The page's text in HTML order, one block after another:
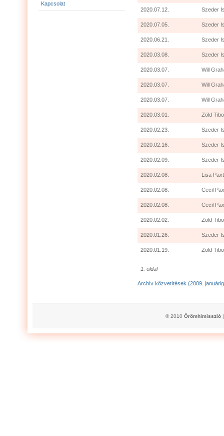
Kapcsolat
2020.07.12. Szeder
2020.07.05. Szeder
2020.06.21. Szeder
2020.03.08. Szeder
2020.03.07. Will
2020.03.07. Will
2020.03.07. Will
2020.03.01. Zöld
2020.02.23. Szeder
2020.02.16. Szeder
2020.02.09. Szeder
2020.02.08. Lisa
2020.02.08. Cecil
2020.02.08. Cecil
2020.02.02. Zöld
2020.01.26. Szeder
2020.01.19. Zöld
1. oldal
Archív közvetítések (2009.
© 2010 Örömhímisszió